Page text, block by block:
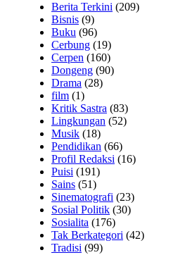
Berita Terkini (209)
Bisnis (9)
Buku (96)
Cerbung (19)
Cerpen (160)
Dongeng (90)
Drama (28)
film (1)
Kritik Sastra (83)
Lingkungan (52)
Musik (18)
Pendidikan (66)
Profil Redaksi (16)
Puisi (191)
Sains (51)
Sinematografi (23)
Sosial Politik (30)
Sosialita (176)
Tak Berkategori (42)
Tradisi (99)